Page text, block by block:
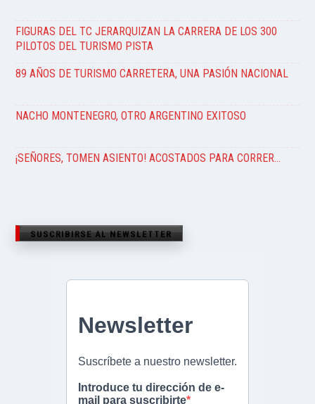
FIGURAS DEL TC JERARQUIZAN LA CARRERA DE LOS 300
PILOTOS DEL TURISMO PISTA
89 AÑOS DE TURISMO CARRETERA, UNA PASIÓN NACIONAL
NACHO MONTENEGRO, OTRO ARGENTINO EXITOSO
¡SEÑORES, TOMEN ASIENTO! ACOSTADOS PARA CORRER…
SUSCRIBIRSE AL NEWSLETTER